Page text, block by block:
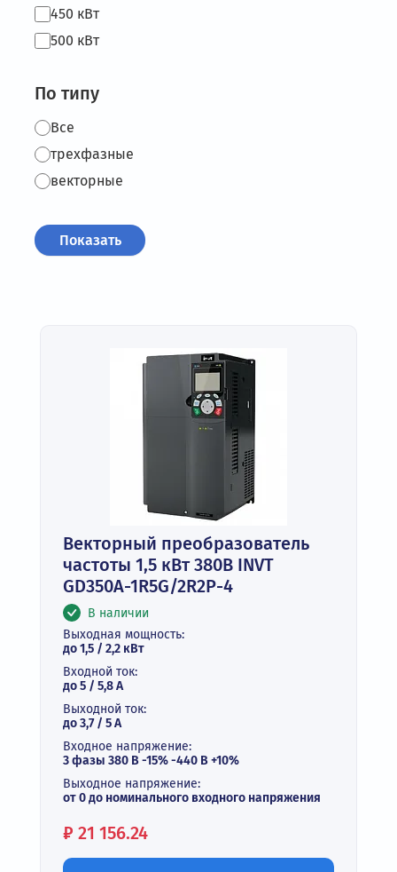
450 кВт
500 кВт
По типу
Все
трехфазные
векторные
Векторный преобразователь
частоты 1,5 кВт 380В INVT
GD350A-1R5G/2R2P-4
В наличии
Выходная мощность:
до 1,5 / 2,2 кВт
Входной ток:
до 5 / 5,8 А
Выходной ток:
до 3,7 / 5 A
Входное напряжение:
3 фазы 380 В -15% -440 В +10%
Выходное напряжение:
от 0 до номинального входного напряжения
Цена:
₽ 21 156.24